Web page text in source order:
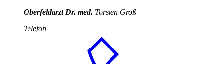
Oberfeldarzt Dr. med. Torsten Groß
Telefon